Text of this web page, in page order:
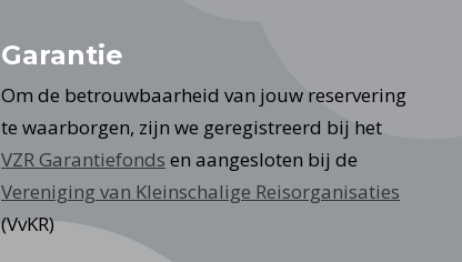
Garantie
Om de betrouwbaarheid van jouw reservering
te waarborgen, zijn we geregistreerd bij het
VZR Garantiefonds en aangesloten bij de
Vereniging van Kleinschalige Reisorganisaties
(VvKR)